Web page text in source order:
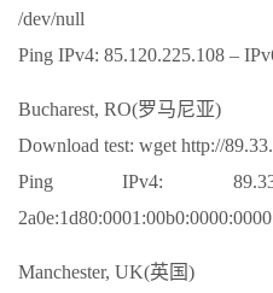
/dev/null
Ping IPv4: 85.120.225.108 –
Bucharest, RO(罗马尼亚)
Download test: wget http://
Ping IPv4:
Manchester, UK(英国)